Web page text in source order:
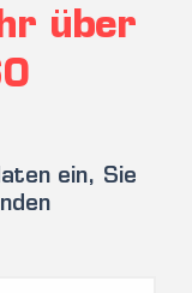
über
ein, Sie